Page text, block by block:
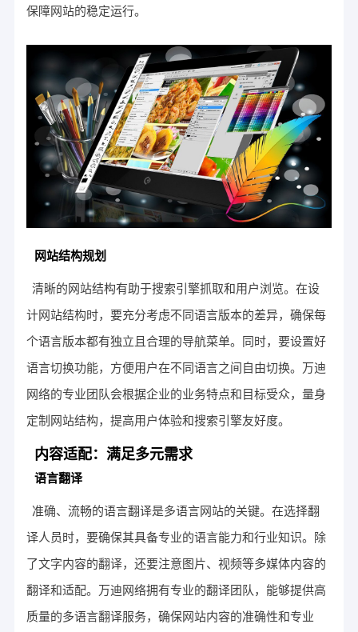
保障网站的稳定运行。
网站结构规划
清晰的网站结构有助于搜索引擎抓取和用户浏览。在设
计网站结构时，要充分考虑不同语言版本的差异，确保每
个语言版本都有独立且合理的导航菜单。同时，要设置好
语言切换功能，方便用户在不同语言之间自由切换。万迪
网络的专业团队会根据企业的业务特点和目标受众，量身
定制网站结构，提高用户体验和搜索引擎友好度。
内容适配：满足多元需求
语言翻译
准确、流畅的语言翻译是多语言网站的关键。在选择翻
译人员时，要确保其具备专业的语言能力和行业知识。除
了文字内容的翻译，还要注意图片、视频等多媒体内容的
翻译和适配。万迪网络拥有专业的翻译团队，能够提供高
质量的多语言翻译服务，确保网站内容的准确性和专业